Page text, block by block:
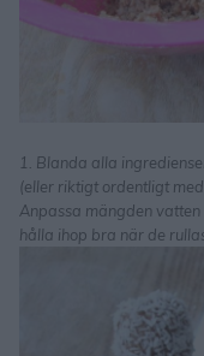
1. Blanda alla
(eller riktigt ordentligt
Anpassa mängden
hålla ihop bra när de